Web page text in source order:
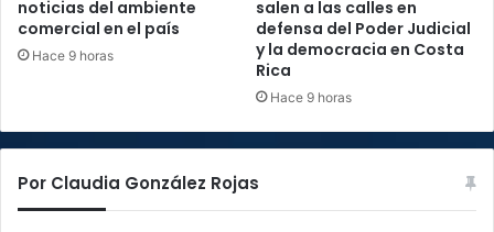
noticias del ambiente
comercial en el país
Hace 9 horas
salen a las calles en
defensa del Poder Judicial
y la democracia en Costa
Rica
Hace 9 horas
Por Claudia González Rojas